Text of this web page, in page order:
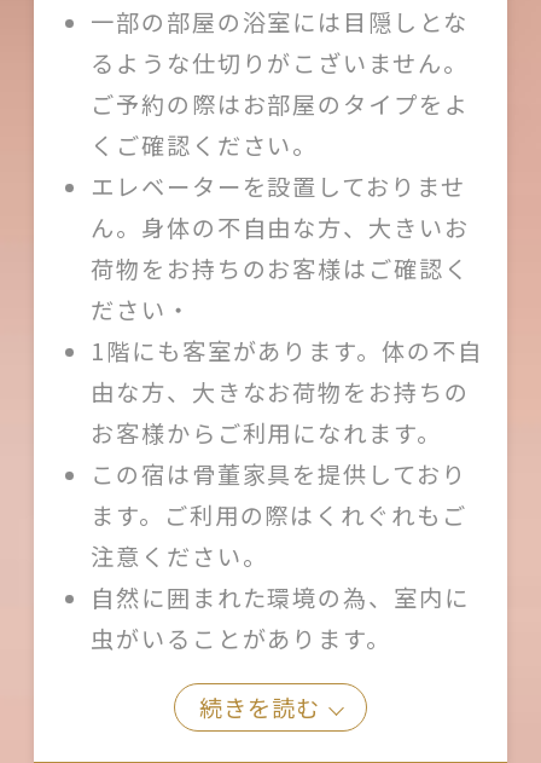
一部の部屋の浴室には目隠しとな
るような仕切りがこざいません。
ご予約の際はお部屋のタイプをよ
くご確認ください。
エレベーターを設置しておりませ
ん。身体の不自由な方、大きいお
荷物をお持ちのお客様はご確認く
ださい・
1階にも客室があります。体の不自
由な方、大きなお荷物をお持ちの
お客様からご利用になれます。
この宿は骨董家具を提供しており
ます。ご利用の際はくれぐれもご
注意ください。
自然に囲まれた環境の為、室内に
虫がいることがあります。
続きを読む